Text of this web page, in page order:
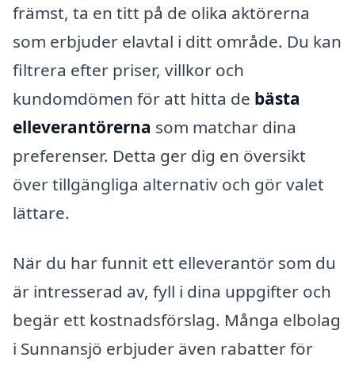
främst, ta en titt på de olika aktörerna
som erbjuder elavtal i ditt område. Du kan
filtrera efter priser, villkor och
kundomdömen för att hitta de bästa
elleverantörerna som matchar dina
preferenser. Detta ger dig en översikt
över tillgängliga alternativ och gör valet
lättare.
När du har funnit ett elleverantör som du
är intresserad av, fyll i dina uppgifter och
begär ett kostnadsförslag. Många elbolag
i Sunnansjö erbjuder även rabatter för